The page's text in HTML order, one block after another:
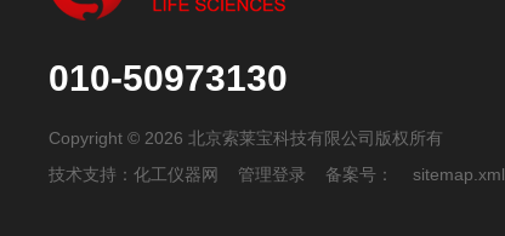
010-50973130
Copyright © 2026 北京索莱宝科技有限公司版权所有
技术支持：化工仪器网 管理登录 备案号： sitemap.xml